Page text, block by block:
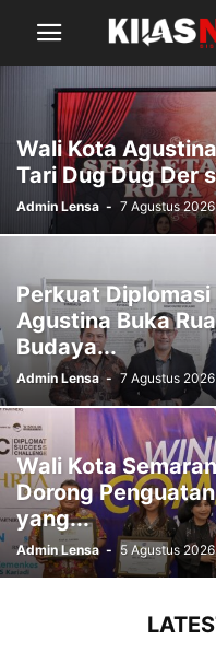
Wali Kota
Tari Dug Dug Der
Admin Lensa - 7 Agustus 2026
Perkuat
Agustina Buka
Budaya...
Admin Lensa - 7 Agustus 2026
Wali Kota
Dorong
yang...
Admin Lensa - 5 Agustus 2026